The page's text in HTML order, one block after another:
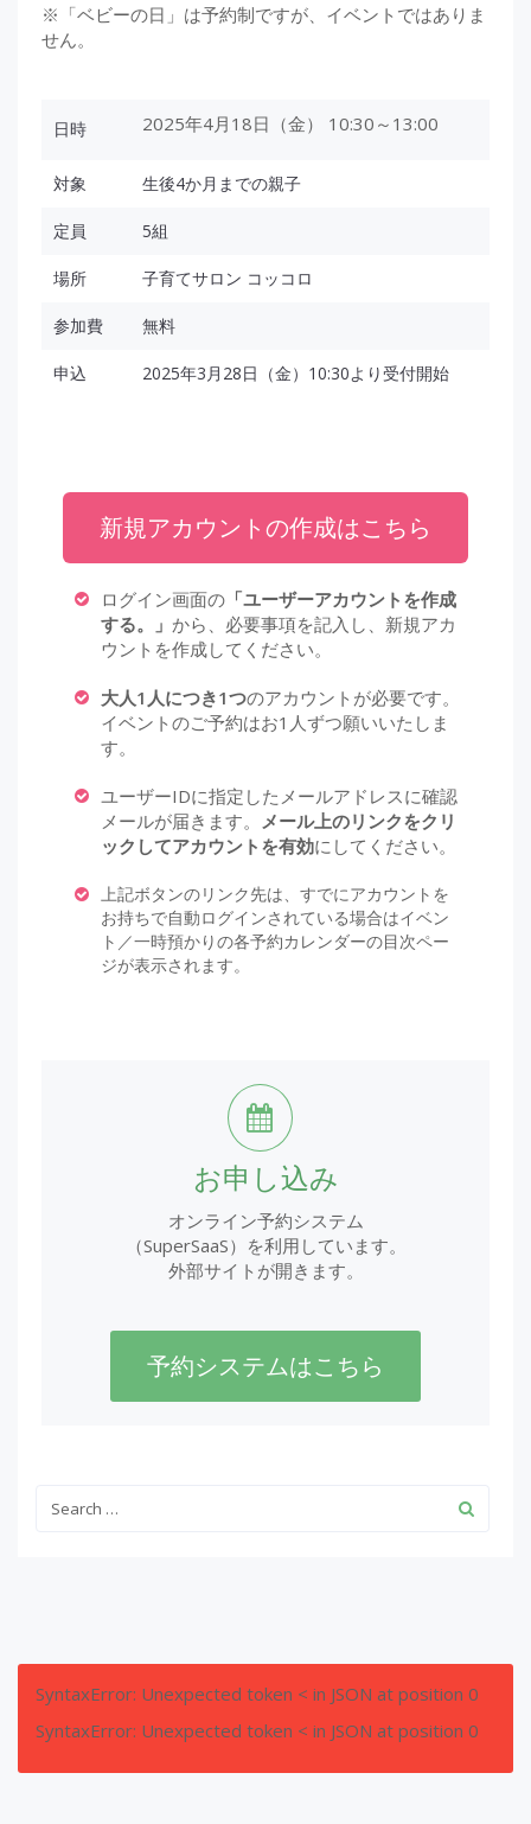
※「ベビーの日」は予約制ですが、イベントではありま
せん。
日時 2025年4月18日（金） 10:30～13:00
対象 生後4か月までの親子
定員 5組
場所 子育てサロン コッコロ
参加費 無料
申込 2025年3月28日（金）10:30より受付開始
新規アカウントの作成はこちら
ログイン画面の 「ユーザーアカウントを作成
する。」 から、必要事項を記入し、新規アカ
ウントを作成してください。
大人1人につき1つのアカウントが必要です。
イベントのご予約はお1人ずつ願いいたしま
す。
ユーザーIDに指定したメールアドレスに確認
メールが届きます。
メール上のリンクをクリ
ックしてアカウントを有効にしてください。
上記ボタンのリンク先は、すでにアカウントを
お持ちで自動ログインされている場合はイベン
ト／一時預かりの各予約カレンダーの目次ペー
ジが表示されます。
お申し込み
オンライン予約システム
（SuperSaaS）を利用しています。
外部サイトが開きます。
予約システムはこちら
SyntaxError: Unexpected token < in JSON at position 0
SyntaxError: Unexpected token < in JSON at position 0